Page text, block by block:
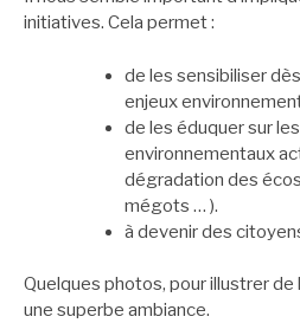
initiatives. Cela permet :
de les sensibiliser
enjeux
de les éduquer sur
environnementaux
dégradation des
mégots … ).
à devenir des
Quelques photos, pour illustrer
une superbe ambiance.